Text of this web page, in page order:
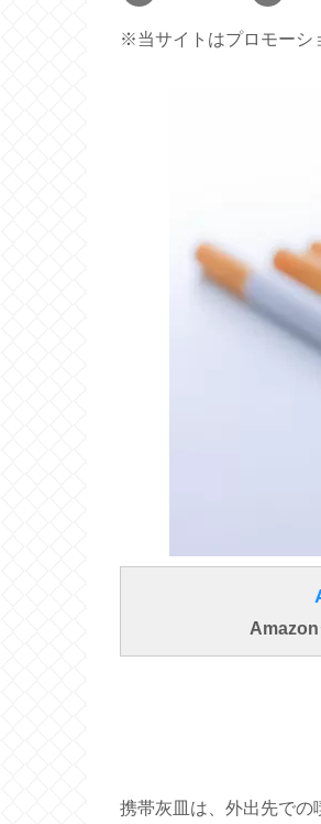
※当サイトはプロモーシ
Amazon
携帯灰皿は、外出先での